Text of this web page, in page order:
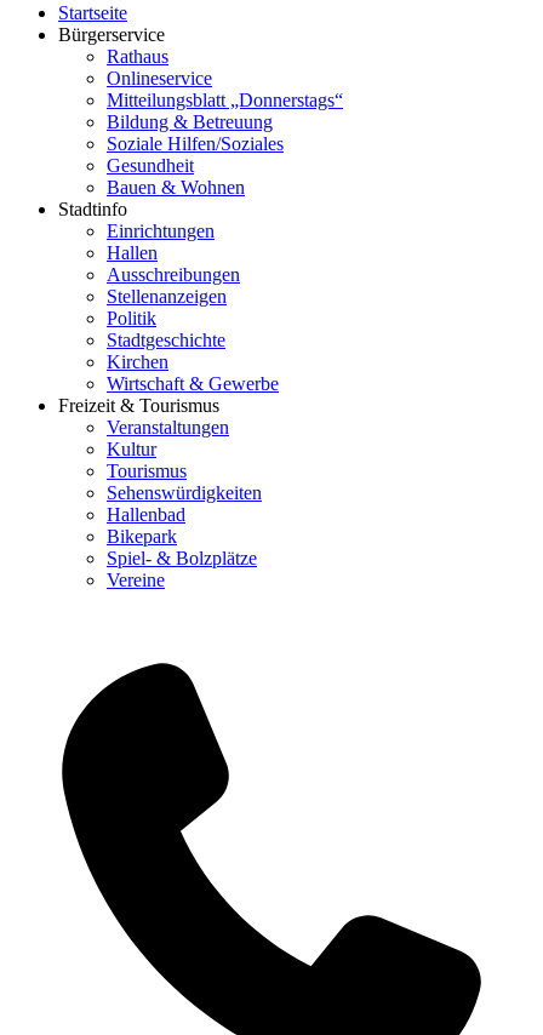
Startseite
Bürgerservice
Rathaus
Onlineservice
Mitteilungsblatt „Donnerstags“
Bildung & Betreuung
Soziale Hilfen/Soziales
Gesundheit
Bauen & Wohnen
Stadtinfo
Einrichtungen
Hallen
Ausschreibungen
Stellenanzeigen
Politik
Stadtgeschichte
Kirchen
Wirtschaft & Gewerbe
Freizeit & Tourismus
Veranstaltungen
Kultur
Tourismus
Sehenswürdigkeiten
Hallenbad
Bikepark
Spiel- & Bolzplätze
Vereine